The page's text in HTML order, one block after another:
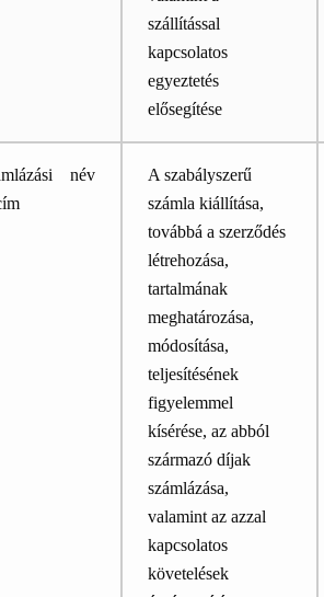
szállítással
kapcsolatos
egyeztetés
elősegítése
név
A szabályszerű
számla kiállítása,
továbbá a szerződés
létrehozása,
tartalmának
meghatározása,
módosítása,
teljesítésének
figyelemmel
kísérése, az abból
származó díjak
számlázása,
valamint az azzal
kapcsolatos
követelések